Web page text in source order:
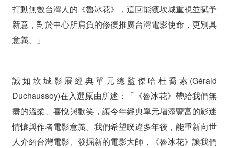
打動無數台灣人的《魯冰花》，這回能獲坎城重視並賦予
新意，對於中心所肩負的修復推廣台灣電影使命，更別具
意義。」
誠如坎城影展經典單元總監傑哈杜喬索(Gérald
Duchaussoy)在入選原由所述：「《魯冰花》帶給我們無
盡的溫柔、喜悅與歡笑，讓今年經典單元增添豐富的影迷
情懷與作者電影意義。我們希望睽違多年後，能重新向世
人介紹台灣電影、發掘新的電影大師，《魯冰花》讓我們